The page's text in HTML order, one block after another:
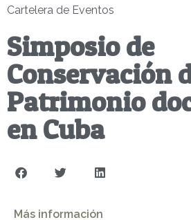
Cartelera de Eventos
Simposio de
Conservación
Patrimonio
en Cuba
Más información